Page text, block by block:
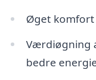
Øget
Værdiøgning
bedre